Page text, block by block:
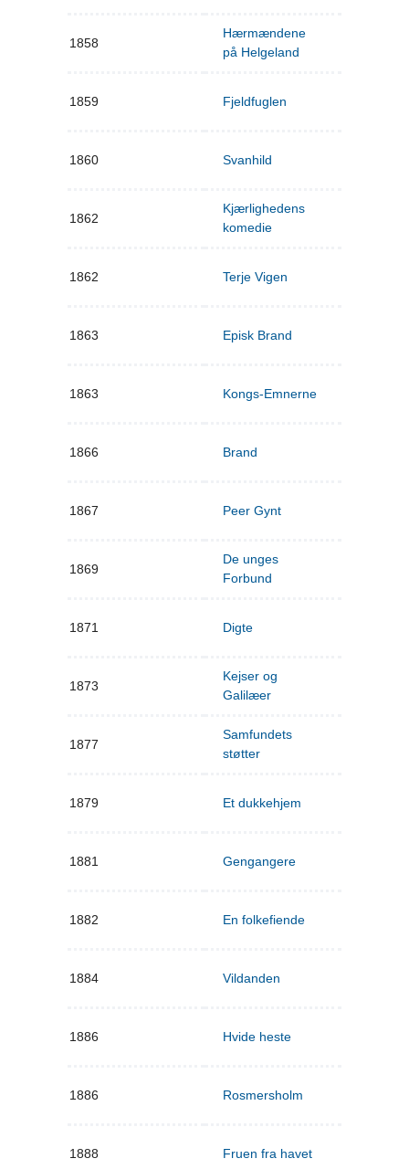
1858
Hærmændene
på Helgeland
1859 Fjeldfuglen
1860 Svanhild
1862
Kjærlighedens
komedie
1862 Terje Vigen
1863 Episk Brand
1863 Kongs-Emnerne
1866 Brand
1867 Peer Gynt
1869
De unges
Forbund
1871 Digte
1873
Kejser og
Galilæer
1877
Samfundets
støtter
1879 Et dukkehjem
1881 Gengangere
1882 En folkefiende
1884 Vildanden
1886 Hvide heste
1886 Rosmersholm
1888 Fruen fra havet